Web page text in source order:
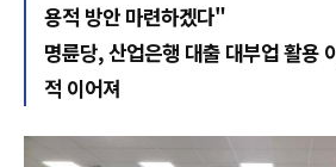
용적 방안 마련하겠다"
명륜당, 산업은행 대출 대부업 활용
적 이어져